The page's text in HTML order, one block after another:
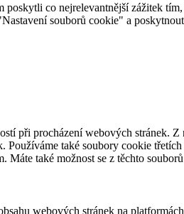
co nejrelevantnější zážitek
souborů cookie" a
při procházení webových stránek.
také soubory cookie
Máte také možnost se z těchto
webových stránek na